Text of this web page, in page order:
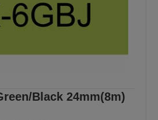
Black 24mm(8m)